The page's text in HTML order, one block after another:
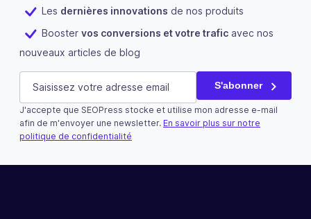
Les dernières innovations de nos produits
Booster vos conversions et votre trafic avec nos
nouveaux articles de blog
LinkedIn
Ce champ n’est utilisé qu’à des fins de validation et
E-mail (Nécessaire) S'abonner
J'accepte que SEOPress stocke et utilise mon adresse e-mail
afin de m'envoyer une newsletter. En savoir plus sur notre
politique de confidentialité